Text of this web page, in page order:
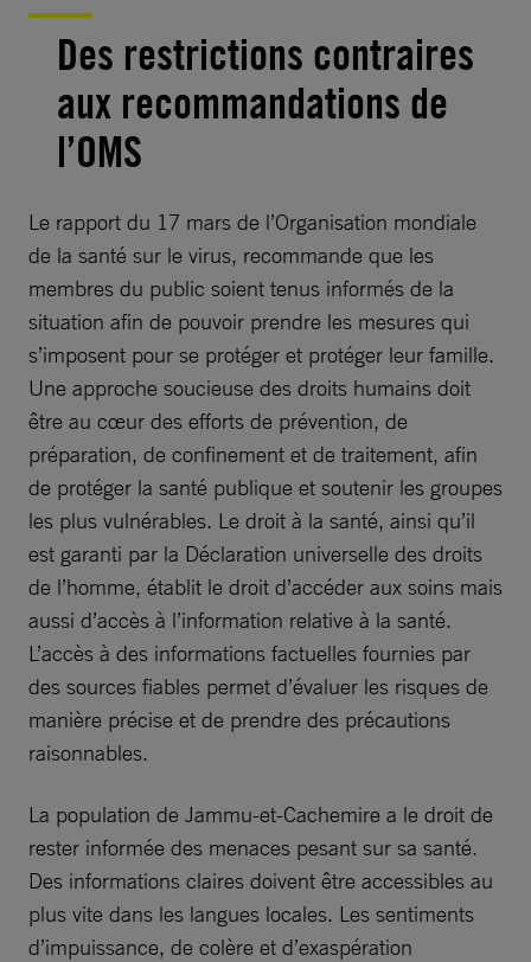
Des restrictions contraires
aux recommandations de
l’OMS
Le rapport du 17 mars de l’Organisation mondiale
de la santé sur le virus, recommande que les
membres du public soient tenus informés de la
situation afin de pouvoir prendre les mesures qui
s’imposent pour se protéger et protéger leur famille.
Une approche soucieuse des droits humains doit
être au cœur des efforts de prévention, de
préparation, de confinement et de traitement, afin
de protéger la santé publique et soutenir les groupes
les plus vulnérables. Le droit à la santé, ainsi qu’il
est garanti par la Déclaration universelle des droits
de l’homme, établit le droit d’accéder aux soins mais
aussi d’accès à l’information relative à la santé.
L’accès à des informations factuelles fournies par
des sources fiables permet d’évaluer les risques de
manière précise et de prendre des précautions
raisonnables.
La population de Jammu-et-Cachemire a le droit de
rester informée des menaces pesant sur sa santé.
Des informations claires doivent être accessibles au
plus vite dans les langues locales. Les sentiments
d’impuissance, de colère et d’exaspération